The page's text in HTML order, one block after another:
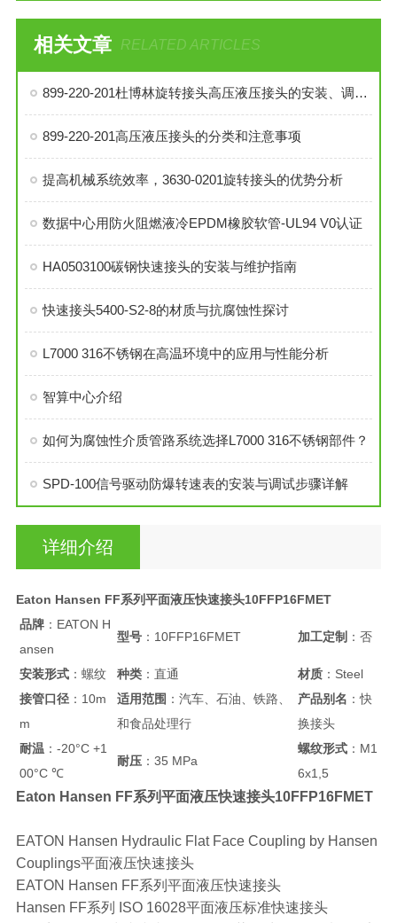
相关文章 RELATED ARTICLES
899-220-201杜博林旋转接头高压液压接头的安装、调试与维护技巧
899-220-201高压液压接头的分类和注意事项
提高机械系统效率，3630-0201旋转接头的优势分析
数据中心用防火阻燃液冷EPDM橡胶软管-UL94 V0认证
HA0503100碳钢快速接头的安装与维护指南
快速接头5400-S2-8的材质与抗腐蚀性探讨
L7000 316不锈钢在高温环境中的应用与性能分析
智算中心介绍
如何为腐蚀性介质管路系统选择L7000 316不锈钢部件？
SPD-100信号驱动防爆转速表的安装与调试步骤详解
详细介绍
Eaton Hansen FF系列平面液压快速接头10FFP16FMET
品牌：EATON H
ansen
型号：10FFP16FMET 加工定制：否
安装形式：螺纹 种类：直通 材质：Steel
接管口径：10m
m
适用范围 ：汽车、石油、铁路、
和食品处理行
产品别名 ：快
换接头
耐温 ：-20°C +1
00°C ℃
耐压：35 MPa
螺纹形式：M1
6x1,5
Eaton Hansen FF系列平面液压快速接头10FFP16FMET
EATON Hansen Hydraulic Flat Face Coupling by Hansen
Couplings平面液压快速接头
EATON Hansen FF系列平面液压快速接头
Hansen FF系列 ISO 16028平面液压标准快速接头